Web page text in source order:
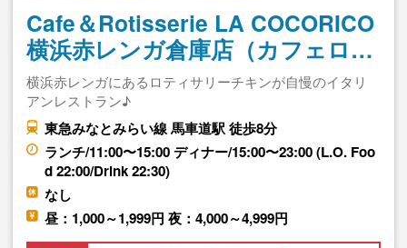
Cafe＆Rotisserie LA COCORICO
横浜赤レンガ倉庫店（カフェロ…
横浜赤レンガにあるロティサリーチキンが自慢のイタリ
アンレストラン♪
東急みなとみらい線 馬車道駅 徒歩8分
ランチ/11:00〜15:00 ディナー/15:00〜23:00 (L.O. Foo
d 22:00/Drink 22:30)
なし
昼：1,000～1,999円 夜：4,000～4,999円